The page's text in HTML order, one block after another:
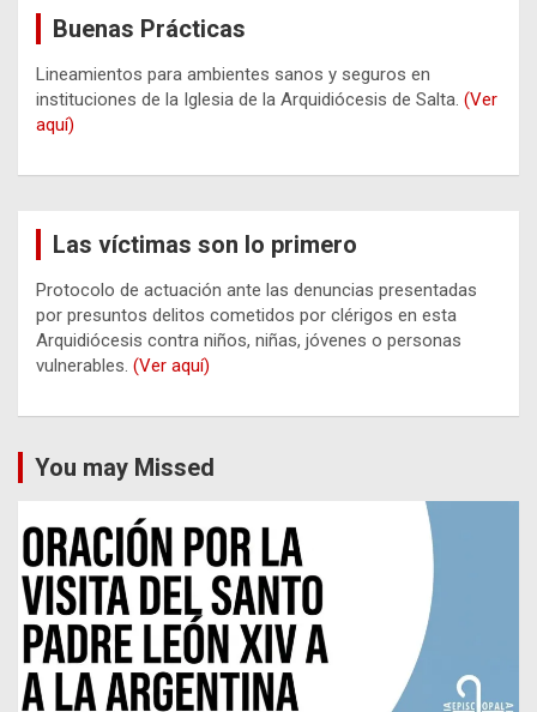
Buenas Prácticas
Lineamientos para ambientes sanos y seguros en
instituciones de la Iglesia de la Arquidiócesis de Salta. (Ver
aquí)
Las víctimas son lo primero
Protocolo de actuación ante las denuncias presentadas
por presuntos delitos cometidos por clérigos en esta
Arquidiócesis contra niños, niñas, jóvenes o personas
vulnerables. (Ver aquí)
You may Missed